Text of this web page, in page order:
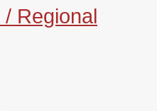
Regional